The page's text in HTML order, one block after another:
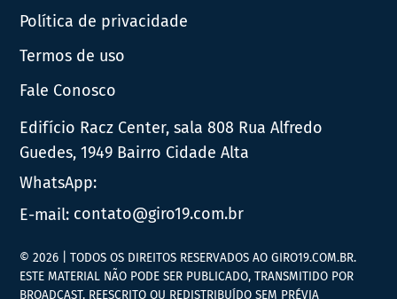
Política de privacidade
Termos de uso
Fale Conosco
Edifício Racz Center, sala 808 Rua Alfredo
Guedes, 1949 Bairro Cidade Alta
WhatsApp:
E-mail: contato@giro19.com.br
© 2026 | TODOS OS DIREITOS RESERVADOS AO GIRO19.COM.BR.
ESTE MATERIAL NÃO PODE SER PUBLICADO, TRANSMITIDO POR
BROADCAST, REESCRITO OU REDISTRIBUÍDO SEM PRÉVIA